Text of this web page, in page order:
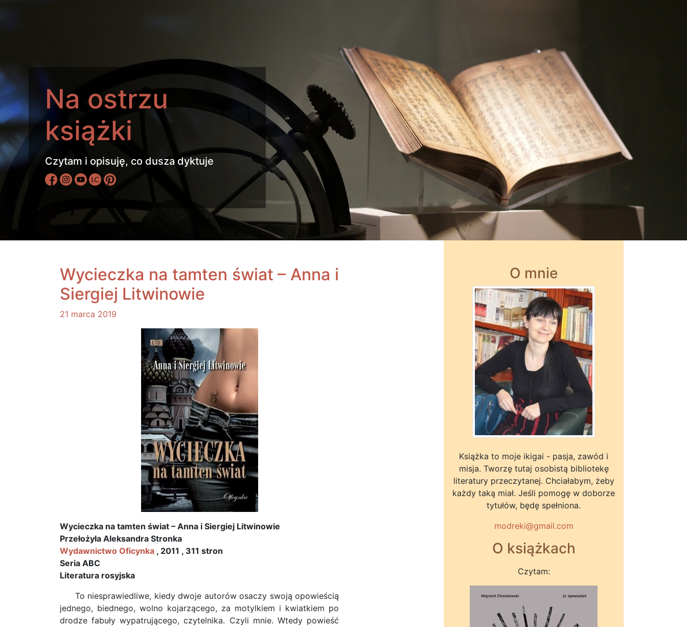
Na ostrzu
książki
Czytam i opisuję, co dusza dyktuje
Wycieczka na tamten świat – Anna i
Siergiej Litwinowie
21 marca 2019
Wycieczka na tamten świat – Anna i Siergiej Litwinowie
Przełożyła Aleksandra Stronka
Wydawnictwo Oficynka , 2011 , 311 stron
Seria ABC
Literatura rosyjska
To niesprawiedliwe, kiedy dwoje autorów osaczy swoją opowieścią
jednego, biednego, wolno kojarzącego, za motylkiem i kwiatkiem po
drodze fabuły wypatrującego, czytelnika. Czyli mnie. Wtedy powieść
O mnie
Książka to moje ikigai - pasja, zawód i
misja. Tworzę tutaj osobistą bibliotekę
literatury przeczytanej. Chciałabym, żeby
każdy taką miał. Jeśli pomogę w doborze
tytułów, będę spełniona.
modreki@gmail.com
O książkach
Czytam: